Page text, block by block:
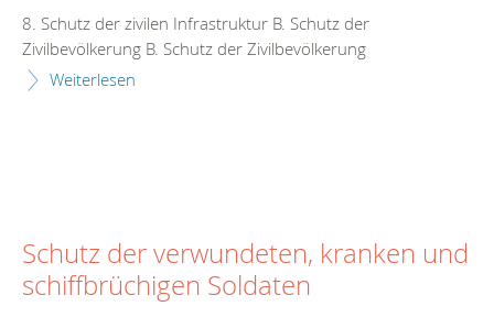
8. Schutz der zivilen Infrastruktur B. Schutz der
Zivilbevölkerung B. Schutz der Zivilbevölkerung
Weiterlesen
Schutz der verwundeten, kranken und
schiffbrüchigen Soldaten